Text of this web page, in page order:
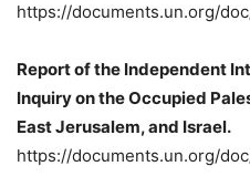
https://documents.un.org/
Report of the Independent
Inquiry on the Occupied
East Jerusalem, and Israel.
https://documents.un.org/